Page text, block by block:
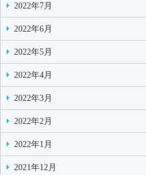
2022年7月
2022年6月
2022年5月
2022年4月
2022年3月
2022年2月
2022年1月
2021年12月